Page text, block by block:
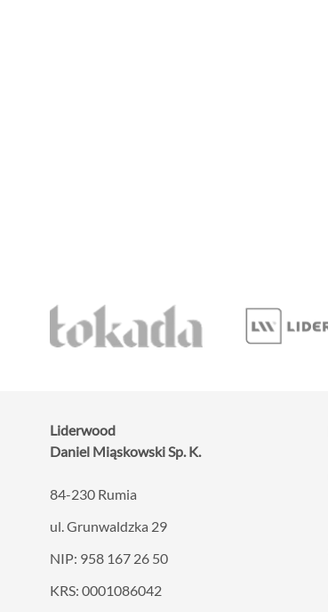
Liderwood
Daniel Miąskowski Sp. K.
84-230 Rumia
ul. Grunwaldzka 29
NIP: 958 167 26 50
KRS: 0001086042